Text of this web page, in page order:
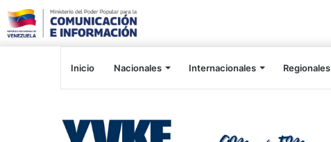
Inicio Nacionales Internacionales Regionales